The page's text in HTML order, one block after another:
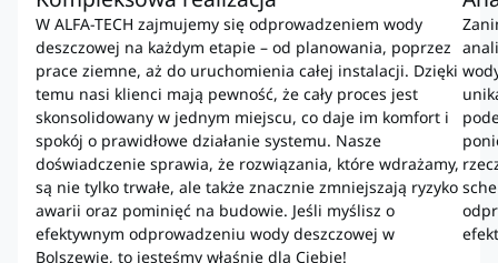
W ALFA-TECH zajmujemy się odprowadzeniem wody
deszczowej na każdym etapie – od planowania, poprzez
prace ziemne, aż do uruchomienia całej instalacji. Dzięki
temu nasi klienci mają pewność, że cały proces jest
skonsolidowany w jednym miejscu, co daje im komfort i
spokój o prawidłowe działanie systemu. Nasze
doświadczenie sprawia, że rozwiązania, które wdrażamy,
są nie tylko trwałe, ale także znacznie zmniejszają ryzyko
awarii oraz pominięć na budowie. Jeśli myślisz o
efektywnym odprowadzeniu wody deszczowej w
Bolszewie, to jesteśmy właśnie dla Ciebie!